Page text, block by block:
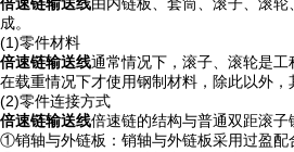
倍速链输送线由内链板、套筒、滚子、滚
成。
(1)零件材料
倍速链输送线通常情况下，滚子、滚轮是
在载重情况下才使用钢制材料，除此以外，
(2)零件连接方式
倍速链输送线倍速链的结构与普通双距滚子
①销轴与外链板：销轴与外链板采用过盈配